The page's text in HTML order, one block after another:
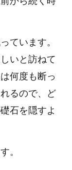
ています。
いと訪ねて
何度も断っ
るので、ど
石を隠すよ
。